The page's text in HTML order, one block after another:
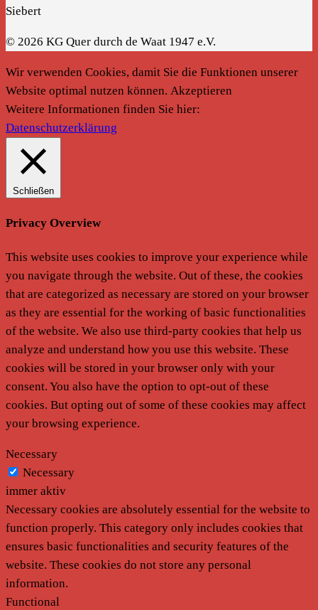
Siebert
© 2026 KG Quer durch de Waat 1947 e.V.
Wir verwenden Cookies, damit Sie die Funktionen unserer
Website optimal nutzen können. Akzeptieren
Weitere Informationen finden Sie hier:
Datenschutzerklärung
Schließen
Privacy Overview
This website uses cookies to improve your experience while
you navigate through the website. Out of these, the cookies
that are categorized as necessary are stored on your browser
as they are essential for the working of basic functionalities
of the website. We also use third-party cookies that help us
analyze and understand how you use this website. These
cookies will be stored in your browser only with your
consent. You also have the option to opt-out of these
cookies. But opting out of some of these cookies may affect
your browsing experience.
Necessary
Necessary
immer aktiv
Necessary cookies are absolutely essential for the website to
function properly. This category only includes cookies that
ensures basic functionalities and security features of the
website. These cookies do not store any personal
information.
Functional